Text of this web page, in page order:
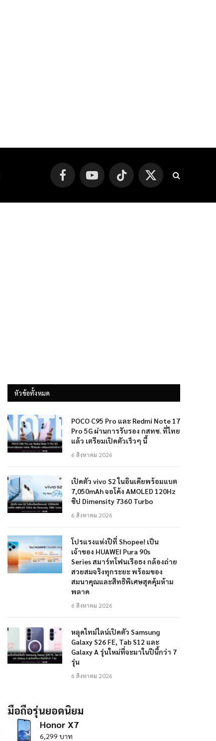
FacebookYouTube TikTok
X
(Twitter)
หัวข้อทั้งหมด
POCO C95 Pro และ Redmi Note 17
Pro 5G ผ่านการรับรอง กสทช. ที่ไทย
แล้ว เตรียมเปิดตัวเร็วๆ นี้
6 สิงหาคม 2026
เปิดตัว vivo S2 ในอินเดียพร้อมแบต
7,050mAh จอโค้ง AMOLED 120Hz
ชิป Dimensity 7360 Turbo
6 สิงหาคม 2026
โปรแรงแห่งปีที่ Shopee! เป็น
เจ้าของ HUAWEI Pura 90s
Series สมาร์ทโฟนเรือธง กล้องถ่าย
สวยสมจริงทุกระยะ พร้อมของ
สมนาคุณและสิทธิพิเศษสุดคุ้มห้าม
พลาด
6 สิงหาคม 2026
หลุดไทม์ไลน์เปิดตัว Samsung
Galaxy S26 FE, Tab S12 และ
Galaxy A รุ่นใหม่ที่จะมาในปีนี้กว่า 7
รุ่น
6 สิงหาคม 2026
มือถือรุ่นยอดนิยม
Honor X7
6,299 บาท